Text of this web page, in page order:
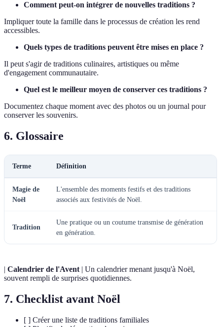
Comment peut-on intégrer de nouvelles traditions ?
Impliquer toute la famille dans le processus de création les rend
accessibles.
Quels types de traditions peuvent être mises en place ?
Il peut s'agir de traditions culinaires, artistiques ou même
d'engagement communautaire.
Quel est le meilleur moyen de conserver ces traditions ?
Documentez chaque moment avec des photos ou un journal pour
conserver les souvenirs.
6. Glossaire
Terme Définition
Magie de
Noël
L'ensemble des moments festifs et des traditions
associés aux festivités de Noël.
Tradition
Une pratique ou un coutume transmise de génération
en génération.
| Calendrier de l'Avent | Un calendrier menant jusqu'à Noël,
souvent rempli de surprises quotidiennes.
7. Checklist avant Noël
[ ] Créer une liste de traditions familiales